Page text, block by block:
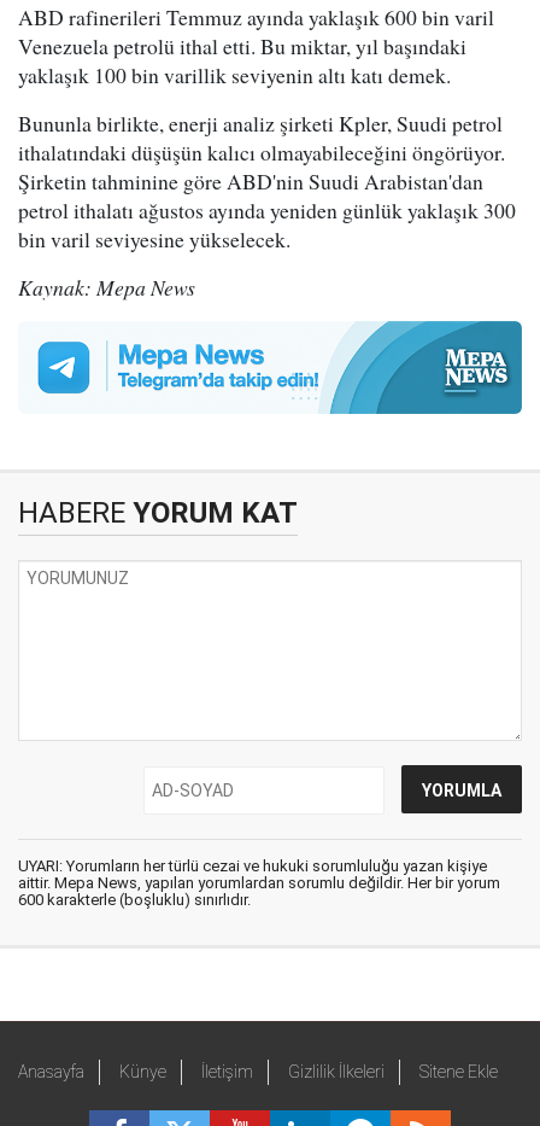
ABD rafinerileri Temmuz ayında yaklaşık 600 bin varil
Venezuela petrolü ithal etti. Bu miktar, yıl başındaki
yaklaşık 100 bin varillik seviyenin altı katı demek.
Bununla birlikte, enerji analiz şirketi Kpler, Suudi petrol
ithalatındaki düşüşün kalıcı olmayabileceğini öngörüyor.
Şirketin tahminine göre ABD'nin Suudi Arabistan'dan
petrol ithalatı ağustos ayında yeniden günlük yaklaşık 300
bin varil seviyesine yükselecek.
Kaynak: Mepa News
HABERE YORUM KAT
UYARI: Yorumların her türlü cezai ve hukuki sorumluluğu yazan kişiye
aittir. Mepa News, yapılan yorumlardan sorumlu değildir. Her bir yorum
600 karakterle (boşluklu) sınırlıdır.
Anasayfa Künye İletişim Gizlilik İlkeleri Sitene Ekle